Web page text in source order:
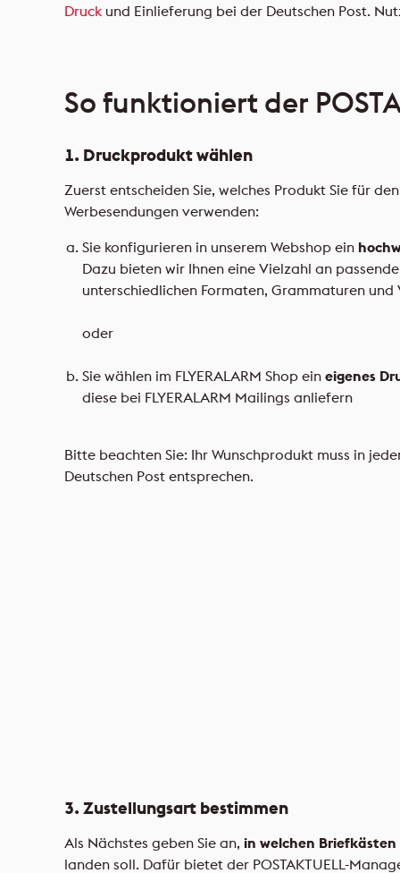
Druck und Einlieferung bei der Deutschen Post.
So funktioniert der
1. Druckprodukt wählen
Zuerst entscheiden Sie, welches Produkt Sie für
Werbesendungen verwenden:
Sie konfigurieren in unserem Webshop ein
Dazu bieten wir Ihnen eine Vielzahl an
unterschiedlichen Formaten, Grammaturen und
oder
Sie wählen im FLYERALARM Shop ein eigenes
diese bei FLYERALARM Mailings anliefern
Bitte beachten Sie: Ihr Wunschprodukt muss in
Deutschen Post entsprechen.
3. Zustellungsart bestimmen
Als Nächstes geben Sie an, in welchen Briefkästen
landen soll. Dafür bietet der POSTAKTUELL-